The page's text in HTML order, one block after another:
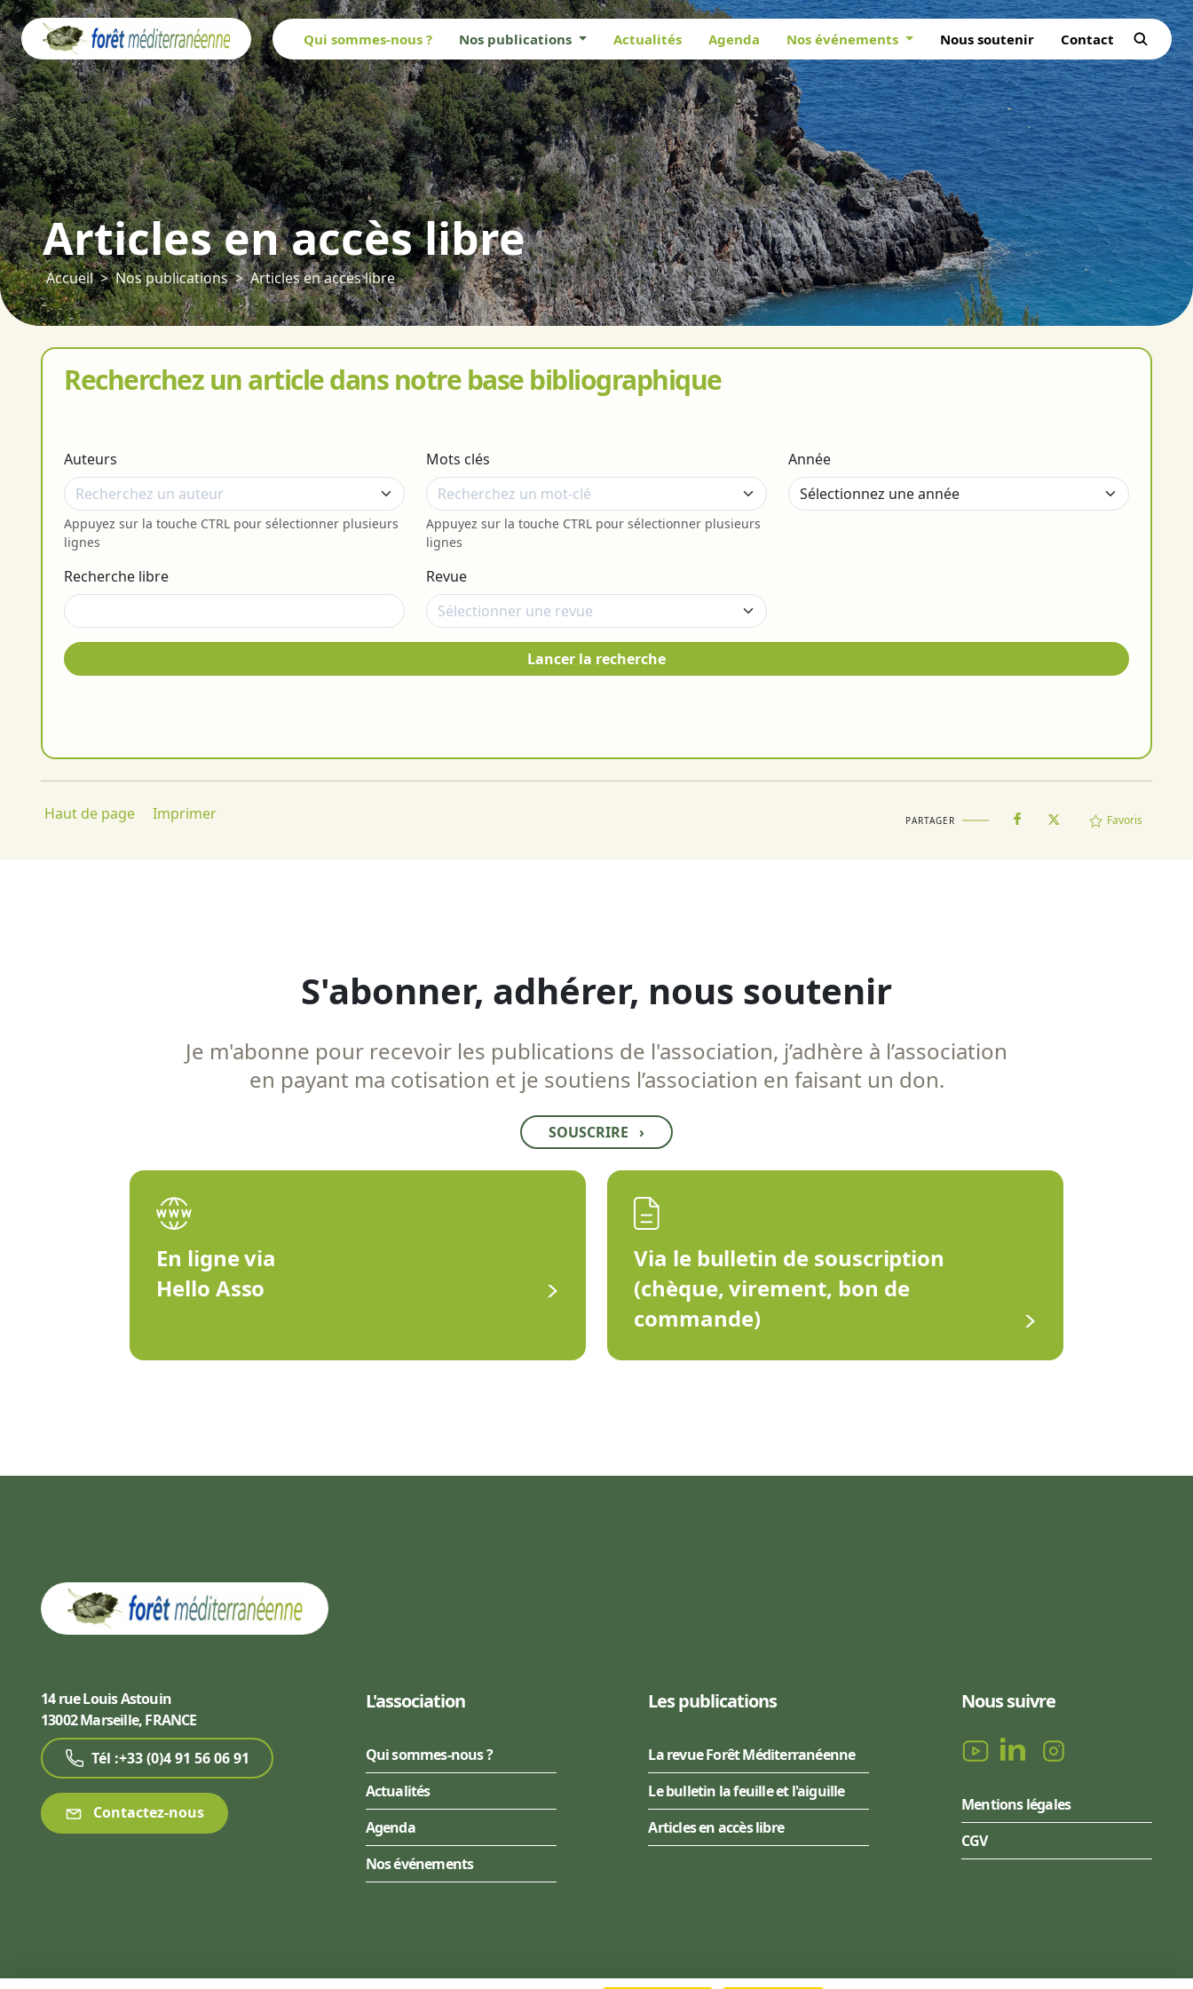
Qui sommes-nous ? Nos publications Actualités Agenda Nos événements Nous soutenir Contact
Articles en accès libre
Accueil Nos publications Articles en accès libre
Recherchez un article dans notre base bibliographique
Auteurs
Appuyez sur la touche CTRL pour sélectionner plusieurs
lignes
Mots clés
Appuyez sur la touche CTRL pour sélectionner plusieurs
lignes
Année
Recherche libre Revue
Lancer la recherche
Haut de page Imprimer PARTAGER Favoris
S'abonner, adhérer, nous soutenir
Je m'abonne pour recevoir les publications de l'association, j’adhère à l’association
en payant ma cotisation et je soutiens l’association en faisant un don.
SOUSCRIRE ›
En ligne via
Hello Asso
Via le bulletin de souscription
(chèque, virement, bon de
commande)
14 rue Louis Astouin
13002 Marseille, FRANCE
Tél :+33 (0)4 91 56 06 91
Contactez-nous
L'association
Qui sommes-nous ?
Actualités
Agenda
Nos événements
Les publications
La revue Forêt Méditerranéenne
Le bulletin la feuille et l'aiguille
Articles en accès libre
Nous suivre
Mentions légales
CGV
Panneau de gestion des cookies